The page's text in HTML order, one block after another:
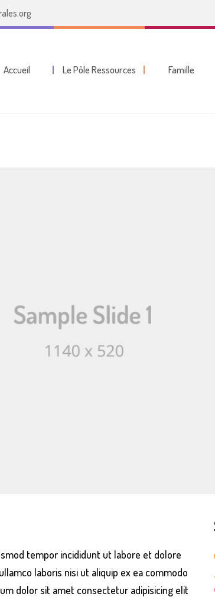
Accueil Le Pôle Ressources Famille
tempor incididunt ut labore et dolore
laboris nisi ut aliquip ex ea commodo
dolor sit amet consectetur adipisicing elit